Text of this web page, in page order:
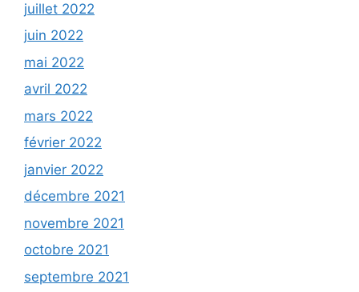
juillet 2022
juin 2022
mai 2022
avril 2022
mars 2022
février 2022
janvier 2022
décembre 2021
novembre 2021
octobre 2021
septembre 2021